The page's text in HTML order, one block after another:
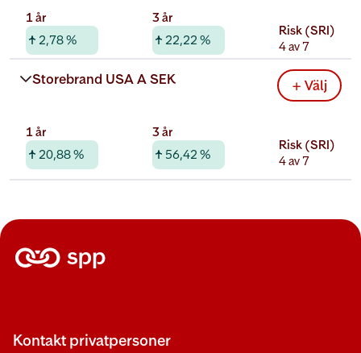
1 år
2,78 %
3 år
22,22 %
Risk (SRI)
4 av 7
Rabatterad total kostnad
Storebrand USA A SEK + Välj
1 år
20,88 %
3 år
56,42 %
Risk (SRI)
4 av 7
Kontakt privatpersoner